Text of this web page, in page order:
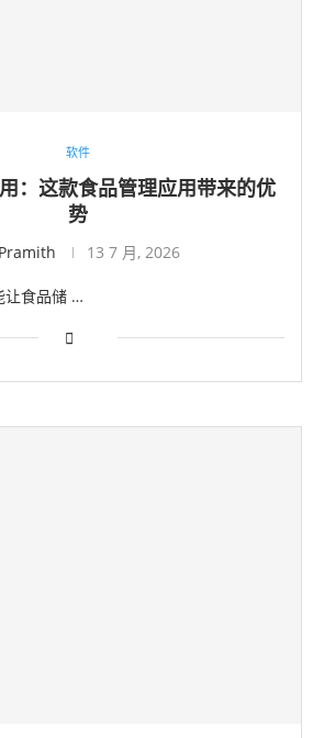
软件
：这款食品管理应用带来的优
势
Pramith 13 7 月, 2026
让食品储 …